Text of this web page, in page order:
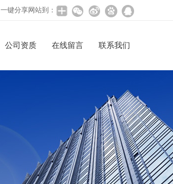
一键分享网站到：
公司资质 在线留言 联系我们